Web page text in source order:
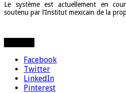
Le système est actuellement en
soutenu par l’Institut mexicain de la
Facebook
Twitter
LinkedIn
Pinterest